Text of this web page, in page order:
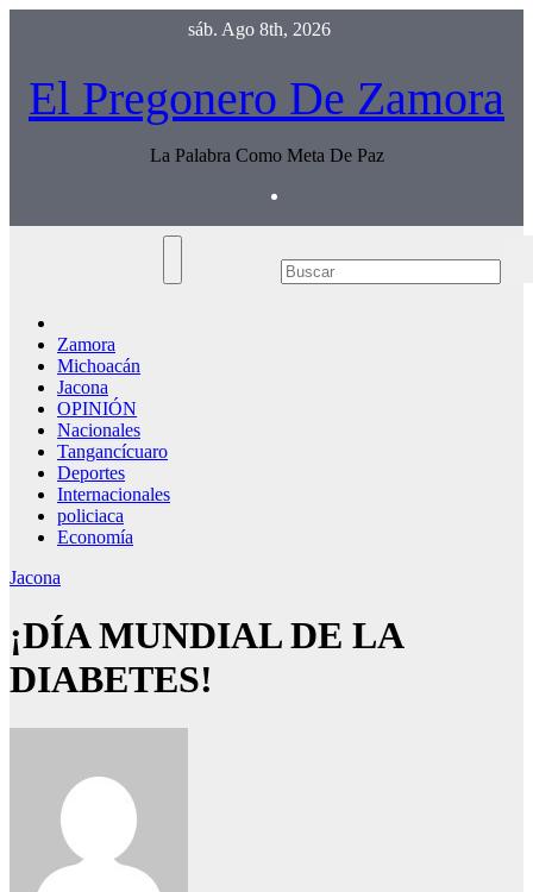
sáb. Ago 8th, 2026
El Pregonero De Zamora
La Palabra Como Meta De Paz
Zamora
Michoacán
Jacona
OPINIÓN
Nacionales
Tangancícuaro
Deportes
Internacionales
policiaca
Economía
Jacona
¡DÍA MUNDIAL DE LA
DIABETES!